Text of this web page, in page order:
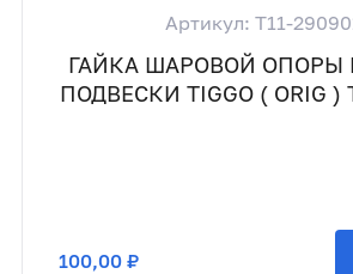
Артикул: T11-
ГАЙКА ШАРОВОЙ ОПОРЫ
ПОДВЕСКИ TIGGO ( ORIG )
100,00 ₽